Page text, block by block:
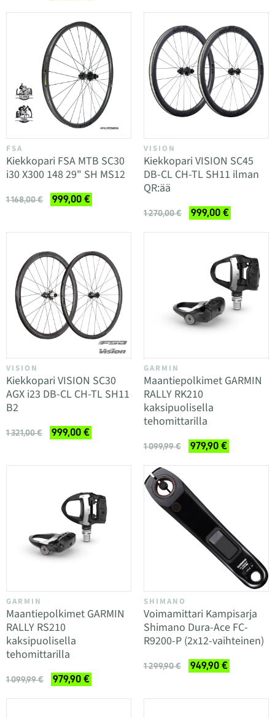
FSA
Kiekkopari FSA MTB SC30
i30 X300 148 29" SH MS12
1 168,00 € 999,00 €
VISION
Kiekkopari VISION SC45
DB-CL CH-TL SH11 ilman
QR:ää
1 270,00 € 999,00 €
VISION
Kiekkopari VISION SC30
AGX i23 DB-CL CH-TL SH11
B2
1 321,00 € 999,00 €
GARMIN
Maantiepolkimet GARMIN
RALLY RK210
kaksipuolisella
tehomittarilla
1 099,99 € 979,90 €
GARMIN
Maantiepolkimet GARMIN
RALLY RS210
kaksipuolisella
tehomittarilla
1 099,99 € 979,90 €
SHIMANO
Voimamittari Kampisarja
Shimano Dura-Ace FC-
R9200-P (2x12-vaihteinen)
1 299,90 € 949,90 €